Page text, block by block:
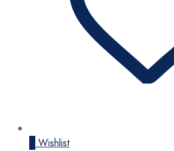
Wishlist